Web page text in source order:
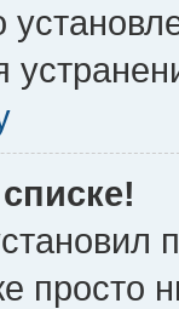
просто